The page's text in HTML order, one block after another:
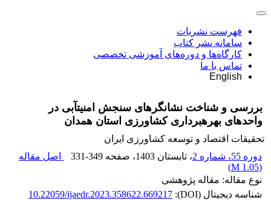
فهرست نشریات
سامانه نشر کتاب
کارگاه‌ها و دوره‌های آموزشی تخصصی
تماس با ما
English
بررسی و شناخت نشانگرهای سنجش امنیتآبی در
واحدهای بهرهبرداری کشاورزی استان همدان
تحقیقات اقتصاد و توسعه کشاورزی ایران
دوره 55، شماره 2
، تابستان 1403 ، صفحه 331-349
اصل مقاله
(
1.05 M
)
نوع مقاله: مقاله پژوهشی
شناسه دیجیتال (DOI):
10.22059/ijaedr.2023.358622.669217